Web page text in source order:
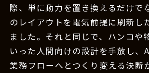
際、単に動力を置き換えるだけで
のレイアウトを電気前提に刷新し
ました。それと同じで、ハンコや
いった人間向けの設計を手放し、
業務フローへとつくり変える決断